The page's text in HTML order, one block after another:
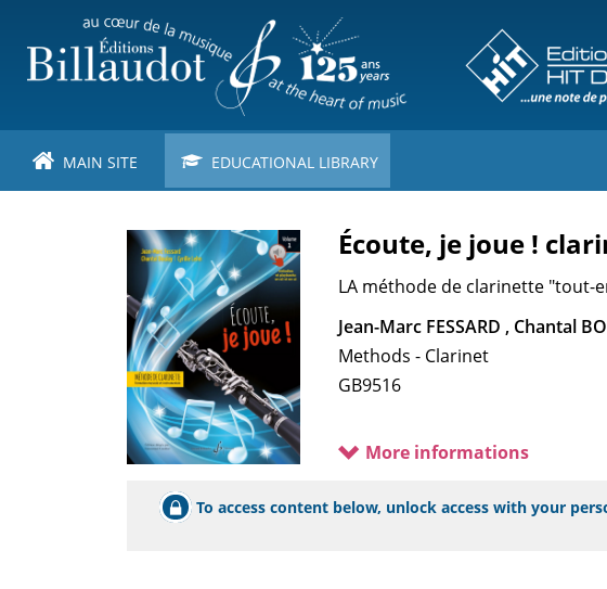
main
content
MAIN SITE EDUCATIONAL LIBRARY
Écoute, je joue !
LA méthode de clarinette "tout-
Jean-Marc FESSARD , Chantal
Methods - Clarinet
GB9516
More informations
To access content below, unlock access with your